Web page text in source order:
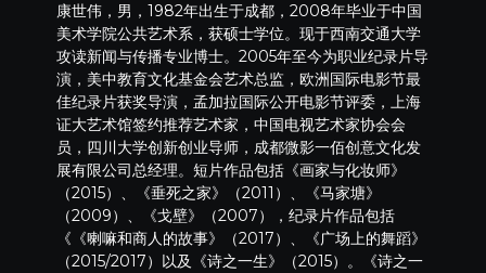
康世伟，男，1982年出生于成都，2008年毕业于中国
美术学院公共艺术系，获硕士学位。现于西南交通大学
攻读新闻与传播专业博士。2005年至今为职业纪录片导
演，美中教育文化基金会艺术总监，欧洲国际电影节最
佳纪录片获奖导演，孟加拉国际公开电影节评委，上海
证大艺术馆签约推荐艺术家，中国电视艺术家协会会
员，四川大学创新创业导师，成都微影一佰创意文化发
展有限公司总经理。短片作品包括《画家与化妆师》
（2015）、《垂死之家》（2011）、《马家塘》
（2009）、《戈壁》（2007），纪录片作品包括
《《喇嘛和商人的故事》（2017）、《广场上的舞蹈》
（2015/2017）以及《诗之一生》（2015）。《诗之一